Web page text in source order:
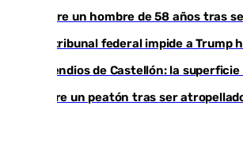
Muere un hombre de 58 años tras
Un tribunal federal impide a Trump
Incendios de Castellón: la
Muere un peatón tras ser